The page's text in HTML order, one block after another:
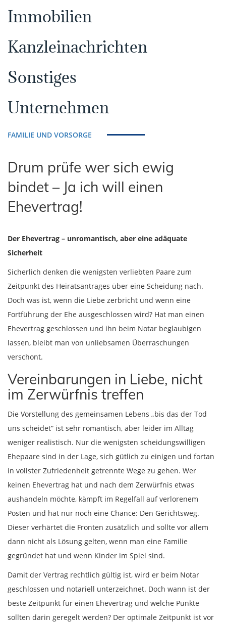
Immobilien
Kanzleinachrichten
Sonstiges
Unternehmen
FAMILIE UND VORSORGE
Drum prüfe wer sich ewig
bindet – Ja ich will einen
Ehevertrag!
Der Ehevertrag – unromantisch, aber eine adäquate
Sicherheit
Sicherlich denken die wenigsten verliebten Paare zum
Zeitpunkt des Heiratsantrages über eine Scheidung nach.
Doch was ist, wenn die Liebe zerbricht und wenn eine
Fortführung der Ehe ausgeschlossen wird? Hat man einen
Ehevertrag geschlossen und ihn beim Notar beglaubigen
lassen, bleibt man von unliebsamen Überraschungen
verschont.
Vereinbarungen in Liebe, nicht
im Zerwürfnis treffen
Die Vorstellung des gemeinsamen Lebens „bis das der Tod
uns scheidet“ ist sehr romantisch, aber leider im Alltag
weniger realistisch. Nur die wenigsten scheidungswilligen
Ehepaare sind in der Lage, sich gütlich zu einigen und fortan
in vollster Zufriedenheit getrennte Wege zu gehen. Wer
keinen Ehevertrag hat und nach dem Zerwürfnis etwas
aushandeln möchte, kämpft im Regelfall auf verlorenem
Posten und hat nur noch eine Chance: Den Gerichtsweg.
Dieser verhärtet die Fronten zusätzlich und sollte vor allem
dann nicht als Lösung gelten, wenn man eine Familie
gegründet hat und wenn Kinder im Spiel sind.
Damit der Vertrag rechtlich gültig ist, wird er beim Notar
geschlossen und notariell unterzeichnet. Doch wann ist der
beste Zeitpunkt für einen Ehevertrag und welche Punkte
sollten darin geregelt werden? Der optimale Zeitpunkt ist vor